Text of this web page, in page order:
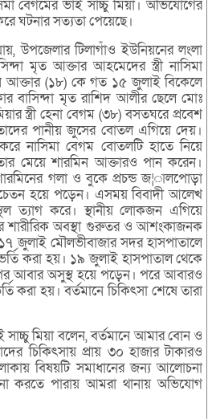
বেগমের ভাই সাচ্চু মিয়া। অভিযোগের
ঘটনার সত্যতা পেয়েছে।
উপজেলার টিলাগাঁও ইউনিয়নের লংলা
মৃত আক্তার আহমেদের স্ত্রী নাসিমা
আক্তার (১৮) কে গত ১৫ জুলাই বিকেলে
বাসিন্দা মৃত রাশিদ আলীর ছেলে মোঃ
স্ত্রী হেনা বেগম (৩৮) বসতঘরে প্রবেশ
পানীয় জুসের বোতল এগিয়ে দেয়।
নাসিমা বেগম বোতলটি হাতে নিয়ে
মেয়ে শারমিন আক্তারও পান করেন।
গলা ও বুকে প্রচন্ড জ¦ালপোড়া
হয়ে পড়েন। এসময় বিবাদী আলেখ
ত্যাগ করে। স্থানীয় লোকজন এগিয়ে
শারীরিক অবস্থা গুরুতর ও আশংকাজনক
জুলাই মৌলভীবাজার সদর হাসপাতালে
করা হয়। ১৯ জুলাই হাসপাতাল থেকে
আবার অসুস্থ হয়ে পড়েন। পরে আবারও
করা হয়। বর্তমানে চিকিৎসা শেষে তারা
সাচ্চু মিয়া বলেন, বর্তমানে আমার বোন ও
চিকিৎসায় প্রায় ৩০ হাজার টাকারও
বিষয়টি সমাধানের জন্য আলোচনা
করতে পারায় আমরা থানায় অভিযোগ